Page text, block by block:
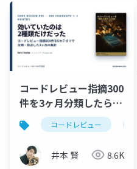
コードレビュー指摘300
件を3ヶ月分類したら効
いていたのは2種類だけ
だった ─ Bug/Spec死
守・残り4種類はPRか
ら外す
コードレビュー
井本 賢 8.6K